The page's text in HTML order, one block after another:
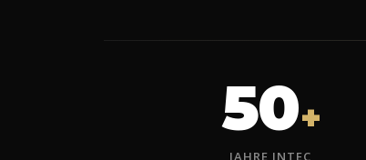
50+
JAHRE INTEC